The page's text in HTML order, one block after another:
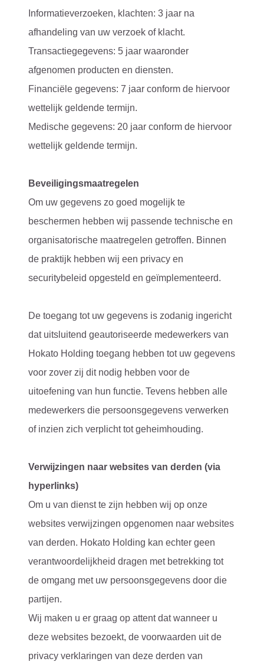
Informatieverzoeken, klachten: 3 jaar na
afhandeling van uw verzoek of klacht.
Transactiegegevens: 5 jaar waaronder
afgenomen producten en diensten.
Financiële gegevens: 7 jaar conform de hiervoor
wettelijk geldende termijn.
Medische gegevens: 20 jaar conform de hiervoor
wettelijk geldende termijn.
Beveiligingsmaatregelen
Om uw gegevens zo goed mogelijk te
beschermen hebben wij passende technische en
organisatorische maatregelen getroffen. Binnen
de praktijk hebben wij een privacy en
securitybeleid opgesteld en geïmplementeerd.
De toegang tot uw gegevens is zodanig ingericht
dat uitsluitend geautoriseerde medewerkers van
Hokato Holding toegang hebben tot uw gegevens
voor zover zij dit nodig hebben voor de
uitoefening van hun functie. Tevens hebben alle
medewerkers die persoonsgegevens verwerken
of inzien zich verplicht tot geheimhouding.
Verwijzingen naar websites van derden (via
hyperlinks)
Om u van dienst te zijn hebben wij op onze
websites verwijzingen opgenomen naar websites
van derden. Hokato Holding kan echter geen
verantwoordelijkheid dragen met betrekking tot
de omgang met uw persoonsgegevens door die
partijen.
Wij maken u er graag op attent dat wanneer u
deze websites bezoekt, de voorwaarden uit de
privacy verklaringen van deze derden van